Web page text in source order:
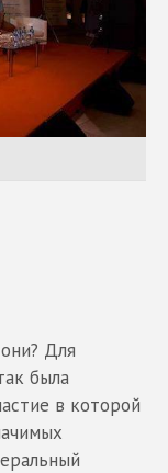
Для
была
в которой